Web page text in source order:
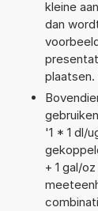
kleine
dan
'1 * 1 dl/
+ 1 gal/